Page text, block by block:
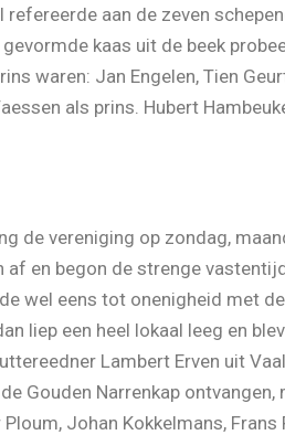
aan de zeven
kaas uit de beek
waren: Jan Engelen, Tien
als prins. Hubert
de vereniging op zondag,
en begon de strenge
wel eens tot onenigheid met
liep een heel lokaal leeg en
Lambert Erven uit
Gouden Narrenkap ontvangen,
Johan Kokkelmans, Frans